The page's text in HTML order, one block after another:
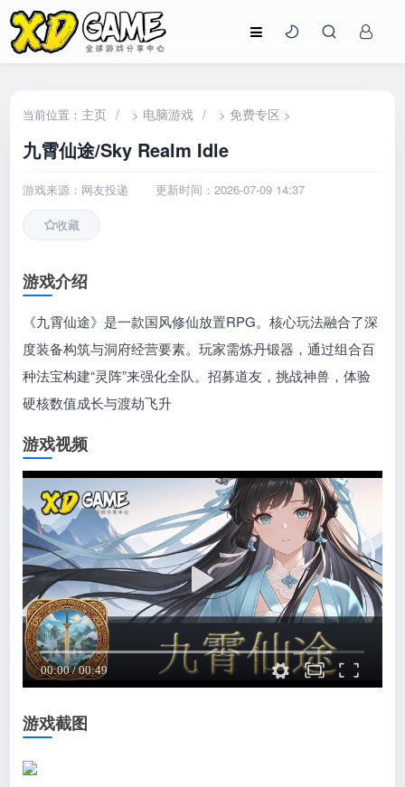
当前位置： 主页 / > 电脑游戏 / > 免费专区 >
九霄仙途/Sky Realm Idle
游戏来源：网友投递 更新时间：2026-07-09 14:37
收藏
游戏介绍
《九霄仙途》是一款国风修仙放置RPG。核心玩法融合了深
度装备构筑与洞府经营要素。玩家需炼丹锻器，通过组合百
种法宝构建“灵阵”来强化全队。招募道友，挑战神兽，体验
硬核数值成长与渡劫飞升
游戏视频
游戏截图